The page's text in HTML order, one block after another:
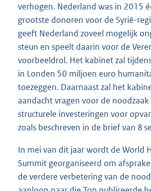
verhogen. Nederland was in 2015
grootste donoren voor de Syrië-
geeft Nederland zoveel mogelijk
steun en speelt daarin voor de
voorbeeldrol. Het kabinet zal
in Londen 50 miljoen euro
toezeggen. Daarnaast zal het
aandacht vragen voor de
structurele investeringen voor
zoals beschreven in de brief van 8
In mei van dit jaar wordt de World
Summit georganiseerd om
de verdere verbetering van de